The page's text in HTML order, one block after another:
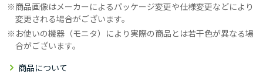
商品画像はメーカーによるパッケージ変更や仕様変更などにより
変更される場合がございます。
お使いの機器（モニタ）により実際の商品とは若干色が異なる場
合がございます。
商品について